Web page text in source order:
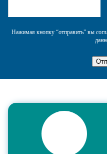
Нажимая кнопку “отправить” вы